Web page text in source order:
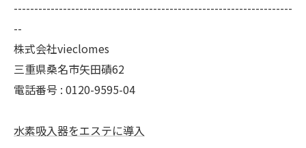
--------------------------------------------------------------------
--
株式会社vieclomes
三重県桑名市矢田磧62
電話番号 : 0120-9595-04
水素吸入器をエステに導入